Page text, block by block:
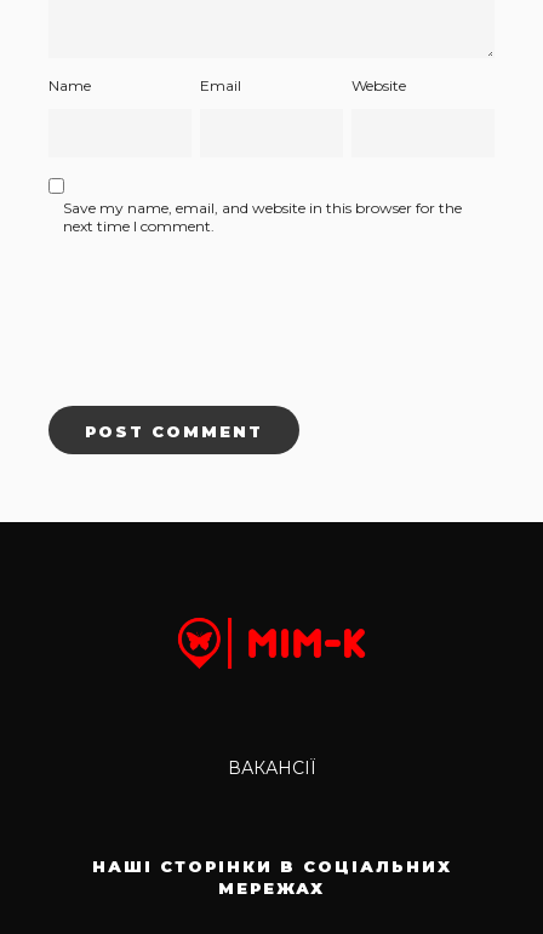
Name Email Website
Save my name, email, and website in this browser for the
next time I comment.
ВАКАНСІЇ
НАШІ СТОРІНКИ В СОЦІАЛЬНИХ
МЕРЕЖАХ